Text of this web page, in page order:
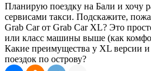
Планирую поездку на Бали и хочу
сервисами такси. Подскажите,
Grab Car от Grab Car XL? Это
или класс машины выше (как
Какие преимущества у XL версии и
поездок по острову?